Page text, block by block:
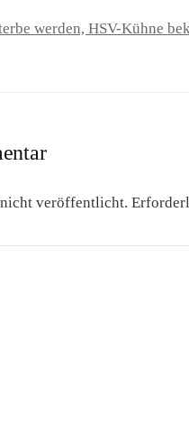
werden, HSV-Kühne
veröffentlicht.